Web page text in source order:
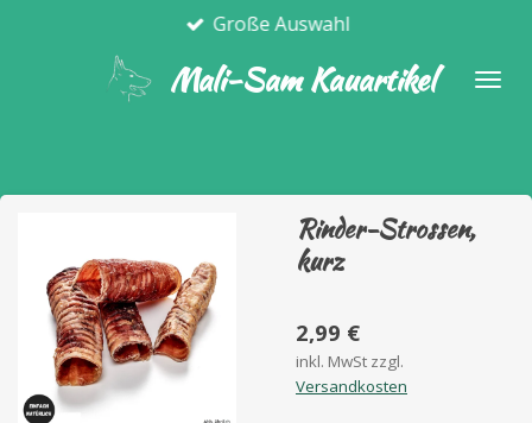
Mali-Sam Kauartikel
Große Auswahl
Rinder-Strossen,
kurz
2,99 €
inkl. MwSt zzgl.
Versandkosten